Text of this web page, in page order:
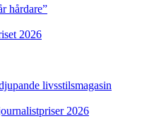
hårdare”
2026
livsstilsmagasin
2026